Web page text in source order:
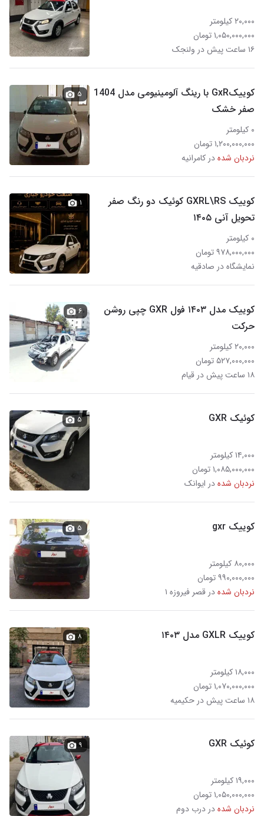
۲۰,۰۰۰ کیلومتر
۱,۰۵۰,۰۰۰,۰۰۰ تومان
۱۶ ساعت پیش در ولنجک
کوییکGxR با رینگ آلومینیومی مدل 1404
صفر خشک
۰ کیلومتر
۱,۲۰۰,۰۰۰,۰۰۰ تومان
نردبان شدهدر کامرانیه
۵
کوییک GXRL\RS کوئیک دو رنگ صفر
تحویل آنی ۱۴۰۵
۰ کیلومتر
۹۷۸,۰۰۰,۰۰۰ تومان
نمایشگاه در صادقیه
۱
کوییک مدل ۱۴۰۳ فول GXR چپی روشن
حرکت
۲۰,۰۰۰ کیلومتر
۵۲۷,۰۰۰,۰۰۰ تومان
۱۸ ساعت پیش در قیام
۶
کوئیک GXR
۱۴,۰۰۰ کیلومتر
۱,۰۸۵,۰۰۰,۰۰۰ تومان
نردبان شدهدر ایوانک
۵
کوییک gxr
۸۰,۰۰۰ کیلومتر
۹۹۰,۰۰۰,۰۰۰ تومان
نردبان شدهدر قصر فیروزه ۱
۵
کوییک GXLR مدل ۱۴۰۳
۱۸,۰۰۰ کیلومتر
۱,۰۷۰,۰۰۰,۰۰۰ تومان
۱۸ ساعت پیش در حکیمیه
۸
کوئیک GXR
۱۹,۰۰۰ کیلومتر
۱,۰۵۰,۰۰۰,۰۰۰ تومان
نردبان شدهدر درب دوم
۹